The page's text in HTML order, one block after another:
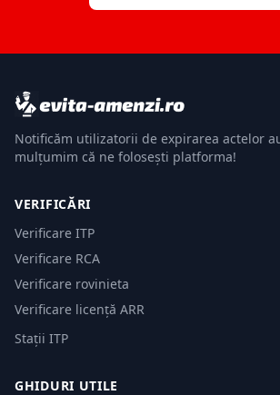
Notificăm utilizatorii de expirarea actelor
mulțumim că ne folosești platforma!
VERIFICĂRI
Verificare ITP
Verificare RCA
Verificare rovinieta
Verificare licență ARR
Stații ITP
GHIDURI UTILE